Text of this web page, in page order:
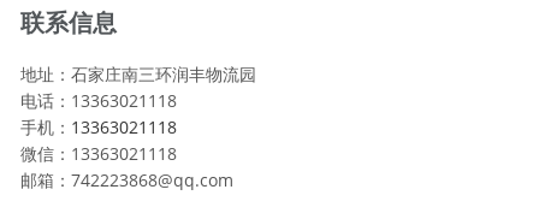
联系信息
地址：石家庄南三环润丰物流园
电话：13363021118
手机： 13363021118
微信：13363021118
邮箱：742223868@qq.com